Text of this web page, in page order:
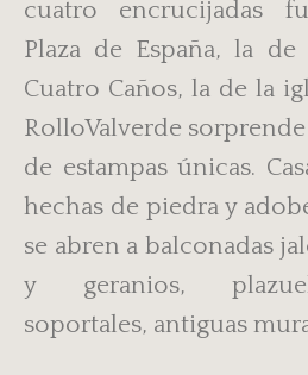
cuatro encrucijadas
Plaza de España, la
Cuatro Caños, la de la
RolloValverde
de estampas únicas.
hechas de piedra y
se abren a balconadas
y geranios,
soportales, antiguas